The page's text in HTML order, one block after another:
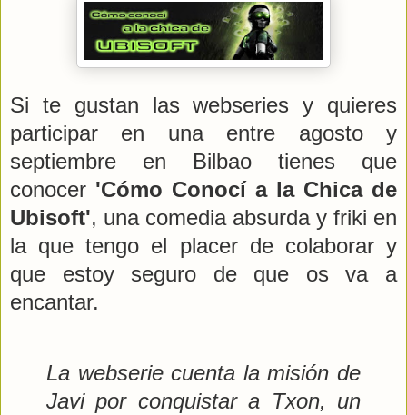
Si te gustan las webseries y quieres
participar en una entre agosto y
septiembre en Bilbao tienes que
conocer 'Cómo Conocí a la Chica de
Ubisoft', una comedia absurda y friki en
la que tengo el placer de colaborar y
que estoy seguro de que os va a
encantar.
La webserie cuenta la misión de
Javi por conquistar a Txon, un